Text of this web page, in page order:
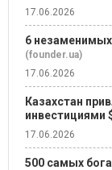
17.06.2026
6 незаменимых
(founder.ua)
17.06.2026
Казахстан
инвестициями
17.06.2026
500 самых